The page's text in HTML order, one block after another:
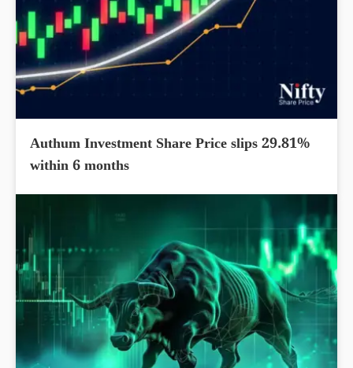
Authum Investment Share Price slips 29.81%
within 6 months